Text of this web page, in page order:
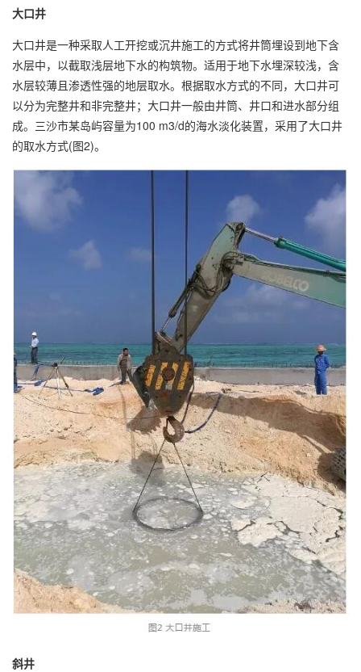
大口井
大口井是一种采取人工开挖或沉井施工的方式将井筒埋设到地下含
水层中，以截取浅层地下水的构筑物。适用于地下水埋深较浅，含
水层较薄且渗透性强的地层取水。根据取水方式的不同，大口井可
以分为完整井和非完整井；大口井一般由井筒、井口和进水部分组
成。三沙市某岛屿容量为100 m3/d的海水淡化装置，采用了大口井
的取水方式(图2)。
斜井